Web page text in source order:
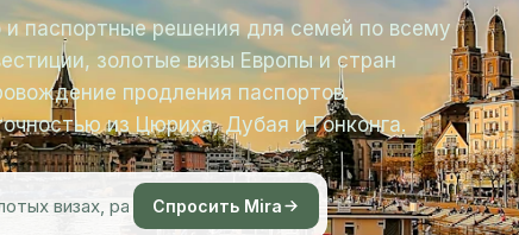
паспортные решения для семей по всему
золотые визы Европы и стран
продления паспортов.
из Цюриха, Дубая и Гонконга.
Спросить Mira